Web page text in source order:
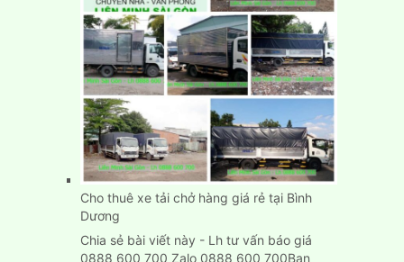
Biên
Hòa
Đồng
Nai
Cho thuê xe tải chở hàng giá rẻ tại Bình
Dương
Chia sẻ bài viết này - Lh tư vấn báo giá
0888 600 700 Zalo 0888 600 700Bạn